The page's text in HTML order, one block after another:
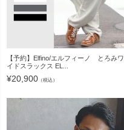
【予約】Elfino/エルフィーノ とろみワ
イドスラックス EL...
¥20,900 （税込）